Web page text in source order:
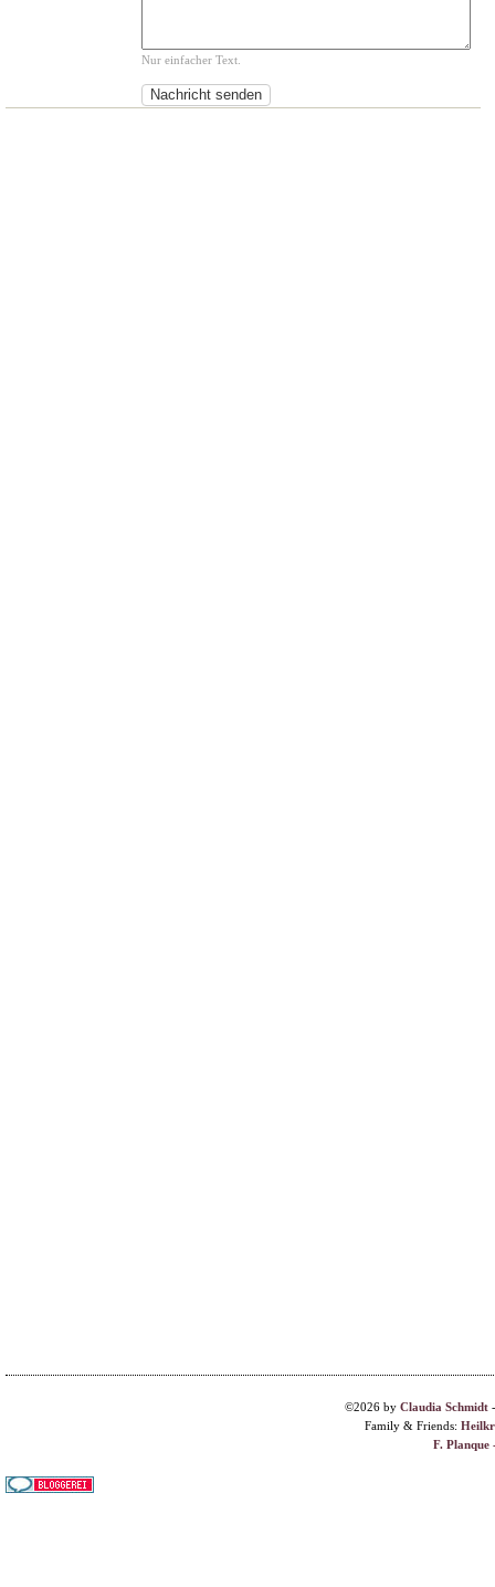
Nur einfacher Text.
©2026 by Claudia Schmidt
Family & Friends:
F. Planque